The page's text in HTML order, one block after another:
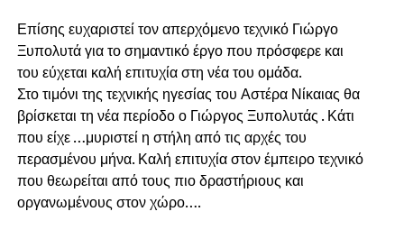
Επίσης ευχαριστεί τον απερχόμενο τεχνικό Γιώργο
Ξυπολυτά για το σημαντικό έργο που πρόσφερε και
του εύχεται καλή επιτυχία στη νέα του ομάδα.
Στο τιμόνι της τεχνικής ηγεσίας του Αστέρα Νίκαιας θα
βρίσκεται τη νέα περίοδο ο Γιώργος Ξυπολυτάς . Κάτι
που είχε …μυριστεί η στήλη από τις αρχές του
περασμένου μήνα. Καλή επιτυχία στον έμπειρο τεχνικό
που θεωρείται από τους πιο δραστήριους και
οργανωμένους στον χώρο….